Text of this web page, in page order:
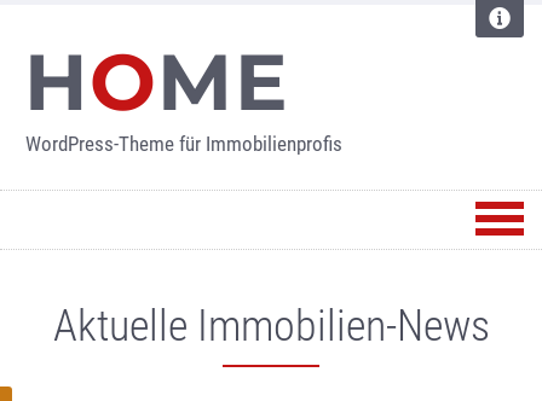
HOME
WordPress-Theme für Immobilienprofis
Aktuelle Immobilien-News